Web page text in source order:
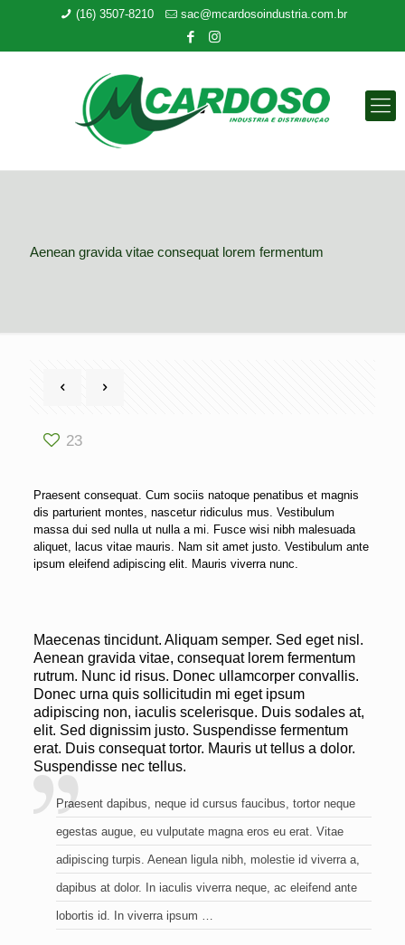
(16) 3507-8210 sac@mcardosoindustria.com.br
Aenean gravida vitae consequat lorem fermentum
23
Praesent consequat. Cum sociis natoque penatibus et magnis
dis parturient montes, nascetur ridiculus mus. Vestibulum
massa dui sed nulla ut nulla a mi. Fusce wisi nibh malesuada
aliquet, lacus vitae mauris. Nam sit amet justo. Vestibulum ante
ipsum eleifend adipiscing elit. Mauris viverra nunc.
Maecenas tincidunt. Aliquam semper. Sed eget nisl.
Aenean gravida vitae, consequat lorem fermentum
rutrum. Nunc id risus. Donec ullamcorper convallis.
Donec urna quis sollicitudin mi eget ipsum
adipiscing non, iaculis scelerisque. Duis sodales at,
elit. Sed dignissim justo. Suspendisse fermentum
erat. Duis consequat tortor. Mauris ut tellus a dolor.
Suspendisse nec tellus.
Praesent dapibus, neque id cursus faucibus, tortor neque
egestas augue, eu vulputate magna eros eu erat. Vitae
adipiscing turpis. Aenean ligula nibh, molestie id viverra a,
dapibus at dolor. In iaculis viverra neque, ac eleifend ante
lobortis id. In viverra ipsum …